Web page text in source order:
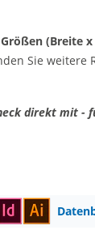
(Breite
Sie weitere
direkt mit -